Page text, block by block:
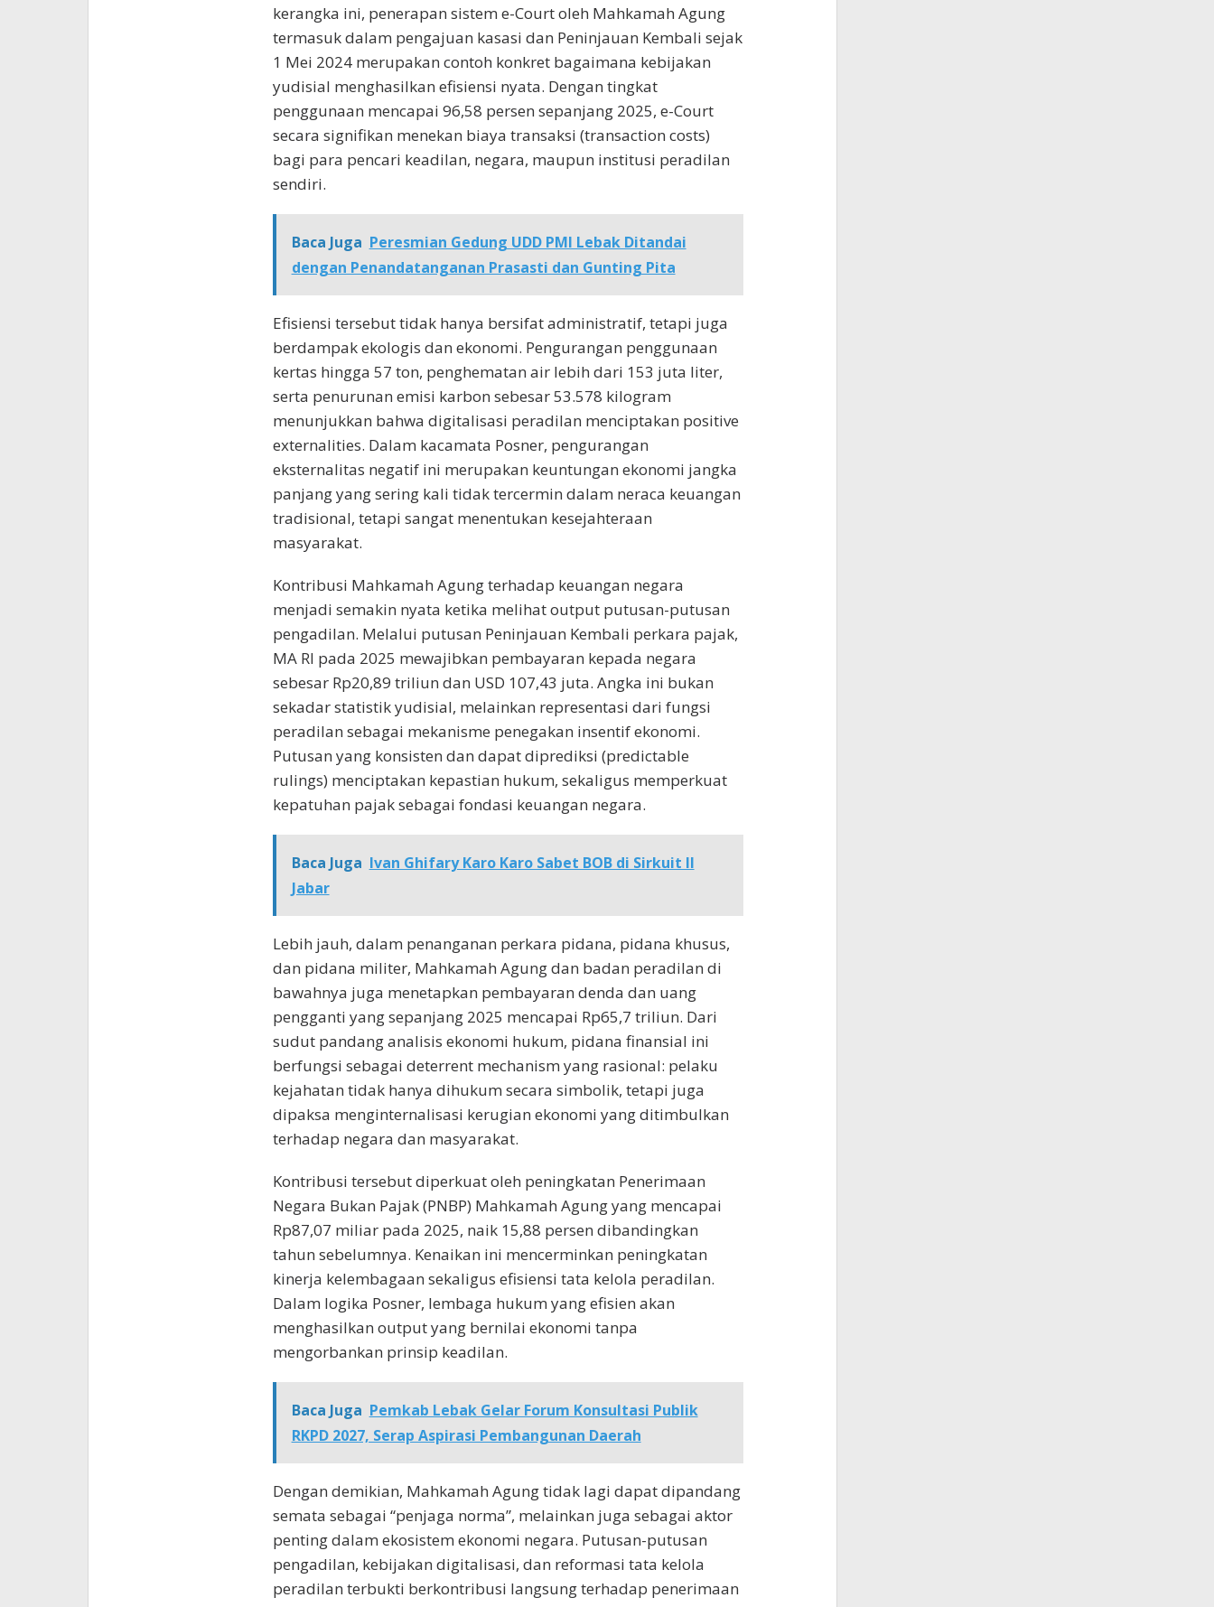
kerangka ini, penerapan sistem e-Court oleh Mahkamah Agung
termasuk dalam pengajuan kasasi dan Peninjauan Kembali sejak
1 Mei 2024 merupakan contoh konkret bagaimana kebijakan
yudisial menghasilkan efisiensi nyata. Dengan tingkat
penggunaan mencapai 96,58 persen sepanjang 2025, e-Court
secara signifikan menekan biaya transaksi (transaction costs)
bagi para pencari keadilan, negara, maupun institusi peradilan
sendiri.
Baca Juga Peresmian Gedung UDD PMI Lebak Ditandai
dengan Penandatanganan Prasasti dan Gunting Pita
Efisiensi tersebut tidak hanya bersifat administratif, tetapi juga
berdampak ekologis dan ekonomi. Pengurangan penggunaan
kertas hingga 57 ton, penghematan air lebih dari 153 juta liter,
serta penurunan emisi karbon sebesar 53.578 kilogram
menunjukkan bahwa digitalisasi peradilan menciptakan positive
externalities. Dalam kacamata Posner, pengurangan
eksternalitas negatif ini merupakan keuntungan ekonomi jangka
panjang yang sering kali tidak tercermin dalam neraca keuangan
tradisional, tetapi sangat menentukan kesejahteraan
masyarakat.
Kontribusi Mahkamah Agung terhadap keuangan negara
menjadi semakin nyata ketika melihat output putusan-putusan
pengadilan. Melalui putusan Peninjauan Kembali perkara pajak,
MA RI pada 2025 mewajibkan pembayaran kepada negara
sebesar Rp20,89 triliun dan USD 107,43 juta. Angka ini bukan
sekadar statistik yudisial, melainkan representasi dari fungsi
peradilan sebagai mekanisme penegakan insentif ekonomi.
Putusan yang konsisten dan dapat diprediksi (predictable
rulings) menciptakan kepastian hukum, sekaligus memperkuat
kepatuhan pajak sebagai fondasi keuangan negara.
Baca Juga Ivan Ghifary Karo Karo Sabet BOB di Sirkuit II
Jabar
Lebih jauh, dalam penanganan perkara pidana, pidana khusus,
dan pidana militer, Mahkamah Agung dan badan peradilan di
bawahnya juga menetapkan pembayaran denda dan uang
pengganti yang sepanjang 2025 mencapai Rp65,7 triliun. Dari
sudut pandang analisis ekonomi hukum, pidana finansial ini
berfungsi sebagai deterrent mechanism yang rasional: pelaku
kejahatan tidak hanya dihukum secara simbolik, tetapi juga
dipaksa menginternalisasi kerugian ekonomi yang ditimbulkan
terhadap negara dan masyarakat.
Kontribusi tersebut diperkuat oleh peningkatan Penerimaan
Negara Bukan Pajak (PNBP) Mahkamah Agung yang mencapai
Rp87,07 miliar pada 2025, naik 15,88 persen dibandingkan
tahun sebelumnya. Kenaikan ini mencerminkan peningkatan
kinerja kelembagaan sekaligus efisiensi tata kelola peradilan.
Dalam logika Posner, lembaga hukum yang efisien akan
menghasilkan output yang bernilai ekonomi tanpa
mengorbankan prinsip keadilan.
Baca Juga Pemkab Lebak Gelar Forum Konsultasi Publik
RKPD 2027, Serap Aspirasi Pembangunan Daerah
Dengan demikian, Mahkamah Agung tidak lagi dapat dipandang
semata sebagai “penjaga norma”, melainkan juga sebagai aktor
penting dalam ekosistem ekonomi negara. Putusan-putusan
pengadilan, kebijakan digitalisasi, dan reformasi tata kelola
peradilan terbukti berkontribusi langsung terhadap penerimaan